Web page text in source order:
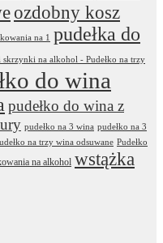
ozdobny kosz
na 1
pudełka do
skrzynki na alkohol - Pudełko na trzy
do wina
pudełko do wina z
pudełko na 3 wina pudełko na 3
na trzy wina odsuwane Pudełko
na alkohol wstążka